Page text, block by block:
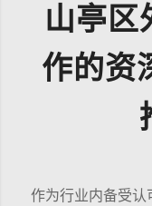
山亭区
作的资
作为行业内备受